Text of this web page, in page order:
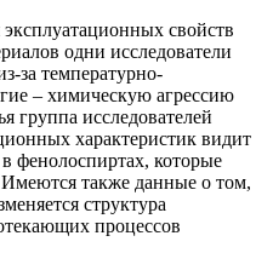
свойств
одни исследователи
за температурно-
– химическую агрессию
группа исследователей
характеристик видит
фенолоспиртах, которые
также данные о том,
структура
процессов